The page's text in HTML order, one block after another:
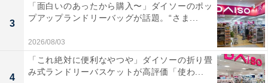
3
「面白いのあったから購入〜」ダイソーのポッ
プアップランドリーバッグが話題。“さま...
2026/08/03
4
「これ絶対に便利なやつや」ダイソーの折り畳
み式ランドリーバスケットが高評価「使わ...